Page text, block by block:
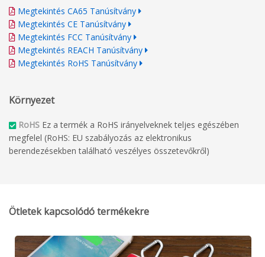
Megtekintés CA65 Tanúsítvány
Megtekintés CE Tanúsítvány
Megtekintés FCC Tanúsítvány
Megtekintés REACH Tanúsítvány
Megtekintés RoHS Tanúsítvány
Környezet
RoHS Ez a termék a RoHS irányelveknek teljes egészében
megfelel (RoHS: EU szabályozás az elektronikus
berendezésekben található veszélyes összetevőkről)
Ötletek kapcsolódó termékekre